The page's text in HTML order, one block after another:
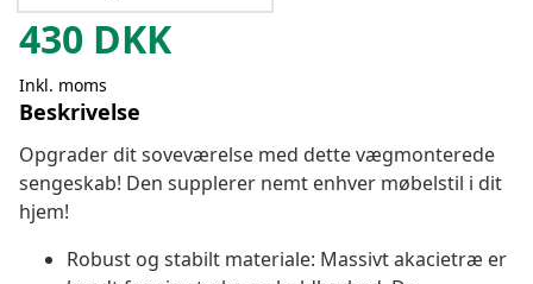
430 DKK
Inkl. moms
Beskrivelse
Opgrader dit soveværelse med dette vægmonterede
sengeskab! Den supplerer nemt enhver møbelstil i dit
hjem!
Robust og stabilt materiale: Massivt akacietræ er